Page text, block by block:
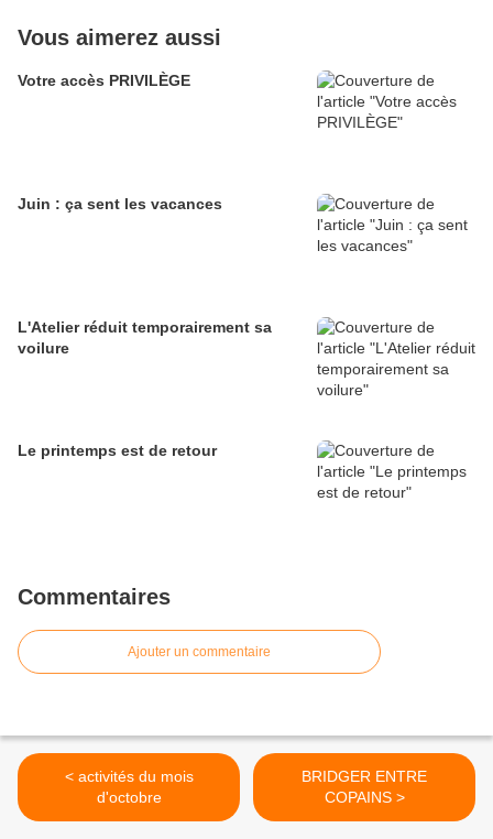
Vous aimerez aussi
Votre accès PRIVILÈGE
Juin : ça sent les vacances
L'Atelier réduit temporairement sa
voilure
Le printemps est de retour
Commentaires
Ajouter un commentaire
< activités du mois
d'octobre
BRIDGER ENTRE
COPAINS >